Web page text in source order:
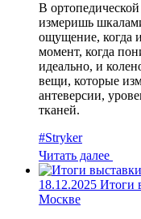
В
измеришь
ощущение, когда
момент, когда
идеально, и
вещи, которые
антеверсии,
тканей.
#Stryker
Читать далее
18.12.2025 Итоги
Москве